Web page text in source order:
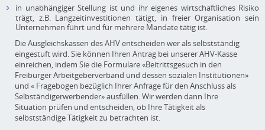
in unabhängiger Stellung ist und ihr eigenes wirtschaftliches Risiko
trägt, z.B. Langzeitinvestitionen tätigt, in freier Organisation sein
Unternehmen führt und für mehrere Mandate tätig ist.
Die Ausgleichskassen des AHV entscheiden wer als selbstständig
eingestuft wird. Sie können Ihren Antrag bei unserer AHV-Kasse
einreichen, indem Sie die Formulare «Beitrittsgesuch in den
Freiburger Arbeitgeberverband und dessen sozialen Institutionen»
und « Fragebogen bezüglich Ihrer Anfrage für den Anschluss als
Selbständigerwerbender» ausfüllen. Wir werden dann Ihre
Situation prüfen und entscheiden, ob Ihre Tätigkeit als
selbstständige Tätigkeit zu betrachten ist.